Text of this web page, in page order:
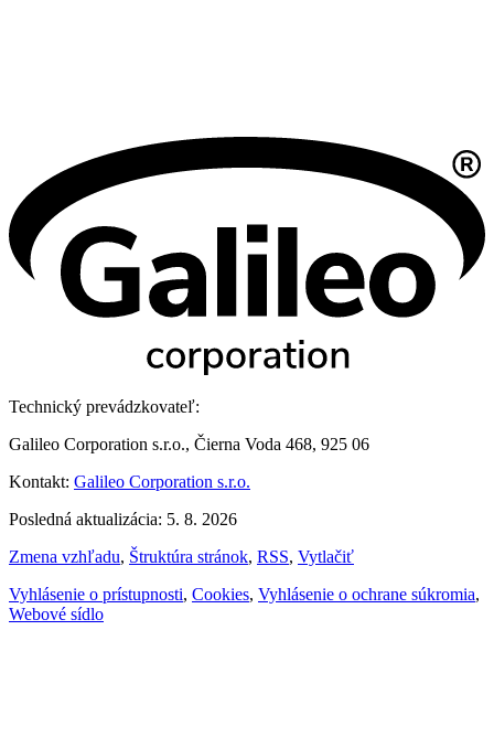
Technický prevádzkovateľ:
Galileo Corporation s.r.o., Čierna Voda 468, 925 06
Kontakt: Galileo Corporation s.r.o.
Posledná aktualizácia: 5. 8. 2026
Zmena vzhľadu, Štruktúra stránok, RSS, Vytlačiť
Vyhlásenie o prístupnosti, Cookies, Vyhlásenie o ochrane súkromia,
Webové sídlo